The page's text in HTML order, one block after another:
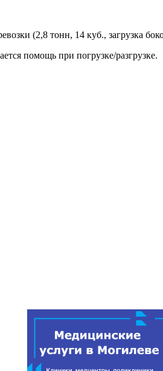
(2,8 тонн, 14 куб., загрузка
помощь при погрузке/разгрузке.